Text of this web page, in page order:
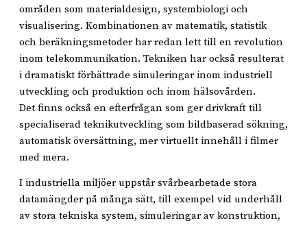
områden som materialdesign, systembiologi och
visualisering. Kombinationen av matematik, statistik
och beräkningsmetoder har redan lett till en revolution
inom telekommunikation. Tekniken har också resulterat
i dramatiskt förbättrade simuleringar inom industriell
utveckling och produktion och inom hälsovården.
Det finns också en efterfrågan som ger drivkraft till
specialiserad teknikutveckling som bildbaserad sökning,
automatisk översättning, mer virtuellt innehåll i filmer
med mera.
I industriella miljöer uppstår svårbearbetade stora
datamängder på många sätt, till exempel vid underhåll
av stora tekniska system, simuleringar av konstruktion,